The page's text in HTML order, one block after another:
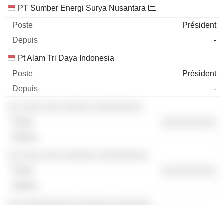
PT Sumber Energi Surya Nusantara
Président
-
Pt Alam Tri Daya Indonesia
Président
-